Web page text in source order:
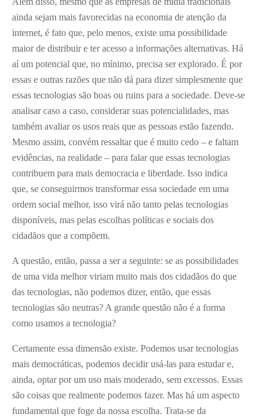
ainda sejam mais favorecidas na economia de atenção da
internet, é fato que, pelo menos, existe uma possibilidade
maior de distribuir e ter acesso a informações alternativas. Há
aí um potencial que, no mínimo, precisa ser explorado. É por
essas e outras razões que não dá para dizer simplesmente que
essas tecnologias são boas ou ruins para a sociedade. Deve-se
analisar caso a caso, considerar suas potencialidades, mas
também avaliar os usos reais que as pessoas estão fazendo.
Mesmo assim, convém ressaltar que é muito cedo – e faltam
evidências, na realidade – para falar que essas tecnologias
contribuem para mais democracia e liberdade. Isso indica
que, se conseguirmos transformar essa sociedade em uma
ordem social melhor, isso virá não tanto pelas tecnologias
disponíveis, mas pelas escolhas políticas e sociais dos
cidadãos que a compõem.
A questão, então, passa a ser a seguinte: se as possibilidades
de uma vida melhor viriam muito mais dos cidadãos do que
das tecnologias, não podemos dizer, então, que essas
tecnologias são neutras? A grande questão não é a forma
como usamos a tecnologia?
Certamente essa dimensão existe. Podemos usar tecnologias
mais democráticas, podemos decidir usá-las para estudar e,
ainda, optar por um uso mais moderado, sem excessos. Essas
são coisas que realmente podemos fazer. Mas há um aspecto
fundamental que foge da nossa escolha. Trata-se da